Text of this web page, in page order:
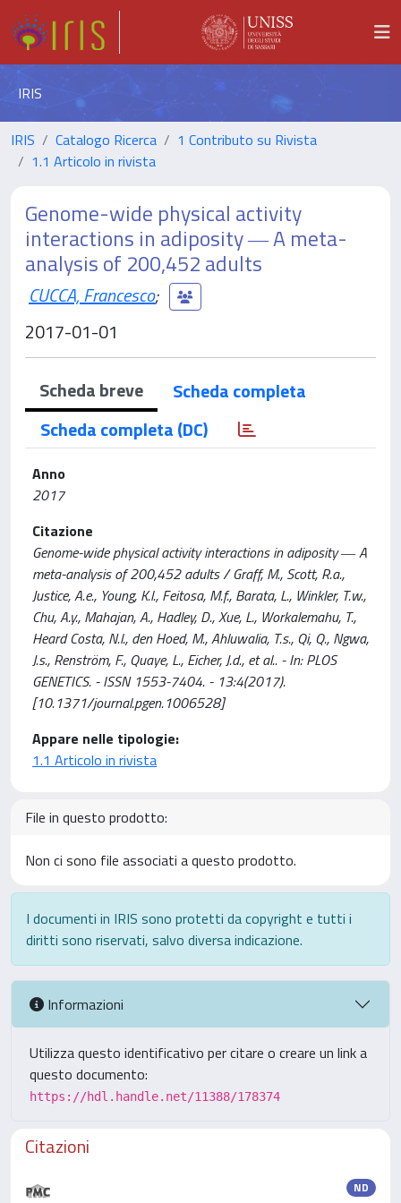
IRIS
IRIS Catalogo Ricerca
1 Contributo su Rivista
1.1 Articolo in rivista
Genome-wide physical activity
interactions in adiposity ― A meta-
analysis of 200,452 adults
CUCCA, Francesco;
2017-01-01
Scheda breve
Scheda completa
Scheda completa (DC)
Anno
2017
Citazione
Genome-wide physical activity interactions in adiposity ― A
meta-analysis of 200,452 adults / Graff, M., Scott, R.a.,
Justice, A.e., Young, K.l., Feitosa, M.f., Barata, L., Winkler, T.w.,
Chu, A.y., Mahajan, A., Hadley, D., Xue, L., Workalemahu, T.,
Heard Costa, N.l., den Hoed, M., Ahluwalia, T.s., Qi, Q., Ngwa,
J.s., Renström, F., Quaye, L., Eicher, J.d., et al.. - In: PLOS
GENETICS. - ISSN 1553-7404. - 13:4(2017).
[10.1371/journal.pgen.1006528]
Appare nelle tipologie:
1.1 Articolo in rivista
File in questo prodotto:
Non ci sono file associati a questo prodotto.
I documenti in IRIS sono protetti da copyright e tutti i
diritti sono riservati, salvo diversa indicazione.
Informazioni
Utilizza questo identificativo per citare o creare un link a
questo documento:
https://hdl.handle.net/11388/178374
Citazioni
ND